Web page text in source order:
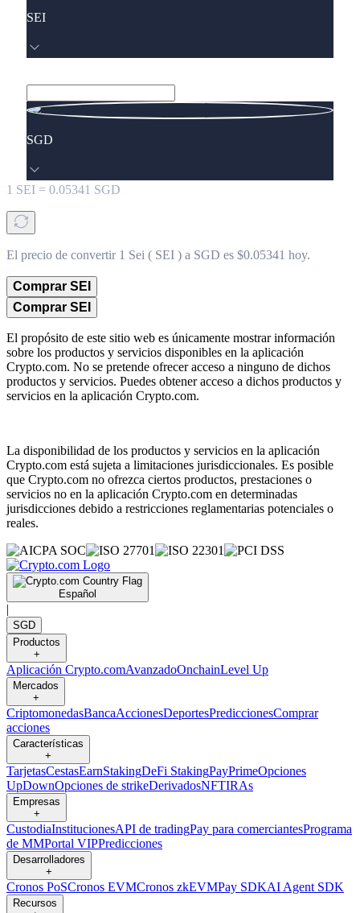
SEI
SGD
1 SEI = 0.05341 SGD
El precio de convertir 1 Sei ( SEI ) a SGD es $0.05341 hoy.
Comprar SEI
Comprar SEI
El propósito de este sitio web es únicamente mostrar información
sobre los productos y servicios disponibles en la aplicación
Crypto.com. No se pretende ofrecer acceso a ninguno de dichos
productos y servicios. Puedes obtener acceso a dichos productos y
servicios en la aplicación Crypto.com.
La disponibilidad de los productos y servicios en la aplicación
Crypto.com está sujeta a limitaciones jurisdiccionales. Es posible
que Crypto.com no ofrezca ciertos productos, prestaciones o
servicios no en la aplicación Crypto.com en determinadas
jurisdicciones debido a restricciones reglamentarias potenciales o
reales.
Español
|
SGD
Productos
+
Aplicación Crypto.comAvanzadoOnchainLevel Up
Mercados
+
CriptomonedasBancaAccionesDeportesPrediccionesComprar
acciones
Características
+
TarjetasCestasEarnStakingDeFi StakingPayPrimeOpciones
UpDownOpciones de strikeDerivadosNFTIRAs
Empresas
+
CustodiaInstitucionesAPI de tradingPay para comerciantesPrograma
de MMPortal VIPPredicciones
Desarrolladores
+
Cronos PoSCronos EVMCronos zkEVMPay SDKAI Agent SDK
Recursos